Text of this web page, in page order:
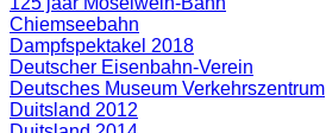
Chiemseebahn
Dampfspektakel 2018
Deutscher Eisenbahn-Verein
Deutsches Museum Verkehrszentrum
Duitsland 2012